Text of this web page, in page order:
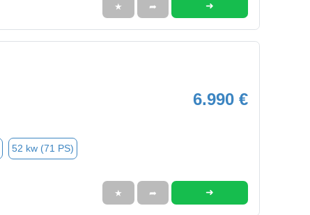
★ ➦ ➜
6.990 €
52 kw (71 PS)
★ ➦ ➜